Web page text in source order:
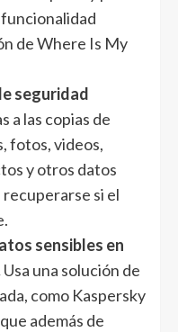
de Where Is My
seguridad
a las copias de
fotos, videos,
y otros datos
si el
sensibles en
Usa una solución de
como Kaspersky
además de